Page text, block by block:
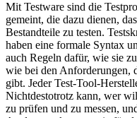
Mit Testware sind die
gemeint, die dazu dienen,
Bestandteile zu testen.
haben eine formale Syntax
auch Regeln dafür, wie sie
wie bei den Anforderungen,
gibt. Jeder Test-Tool-
Nichtdestotrotz kann, wer
zu prüfen und zu messen,